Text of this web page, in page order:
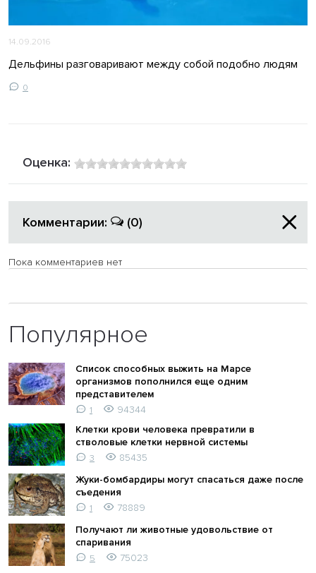
14.09.2016
Дельфины разговаривают между собой подобно людям
0
Оценка:
Комментарии: (0)
Пока комментариев нет
Популярное
Список способных выжить на Марсе
организмов пополнился еще одним
представителем
1
94344
Клетки крови человека превратили в
стволовые клетки нервной системы
3
85435
Жуки-бомбардиры могут спасаться даже после
съедения
1
78889
Получают ли животные удовольствие от
спаривания
5
75023